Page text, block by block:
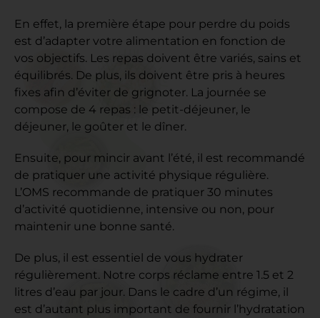
En effet, la première étape pour perdre du poids
est d’adapter votre alimentation en fonction de
vos objectifs. Les repas doivent être variés, sains et
équilibrés. De plus, ils doivent être pris à heures
fixes afin d’éviter de grignoter. La journée se
compose de 4 repas : le petit-déjeuner, le
déjeuner, le goûter et le dîner.
Ensuite, pour mincir avant l’été, il est recommandé
de pratiquer une activité physique régulière.
L’OMS recommande de pratiquer 30 minutes
d’activité quotidienne, intensive ou non, pour
maintenir une bonne santé.
De plus, il est essentiel de vous hydrater
régulièrement. Notre corps réclame entre 1.5 et 2
litres d’eau par jour. Dans le cadre d’un régime, il
est d’autant plus important de fournir l’hydratation